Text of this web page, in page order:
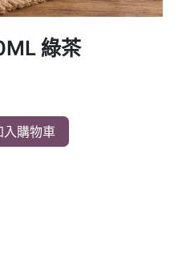
綠茶
入購物車